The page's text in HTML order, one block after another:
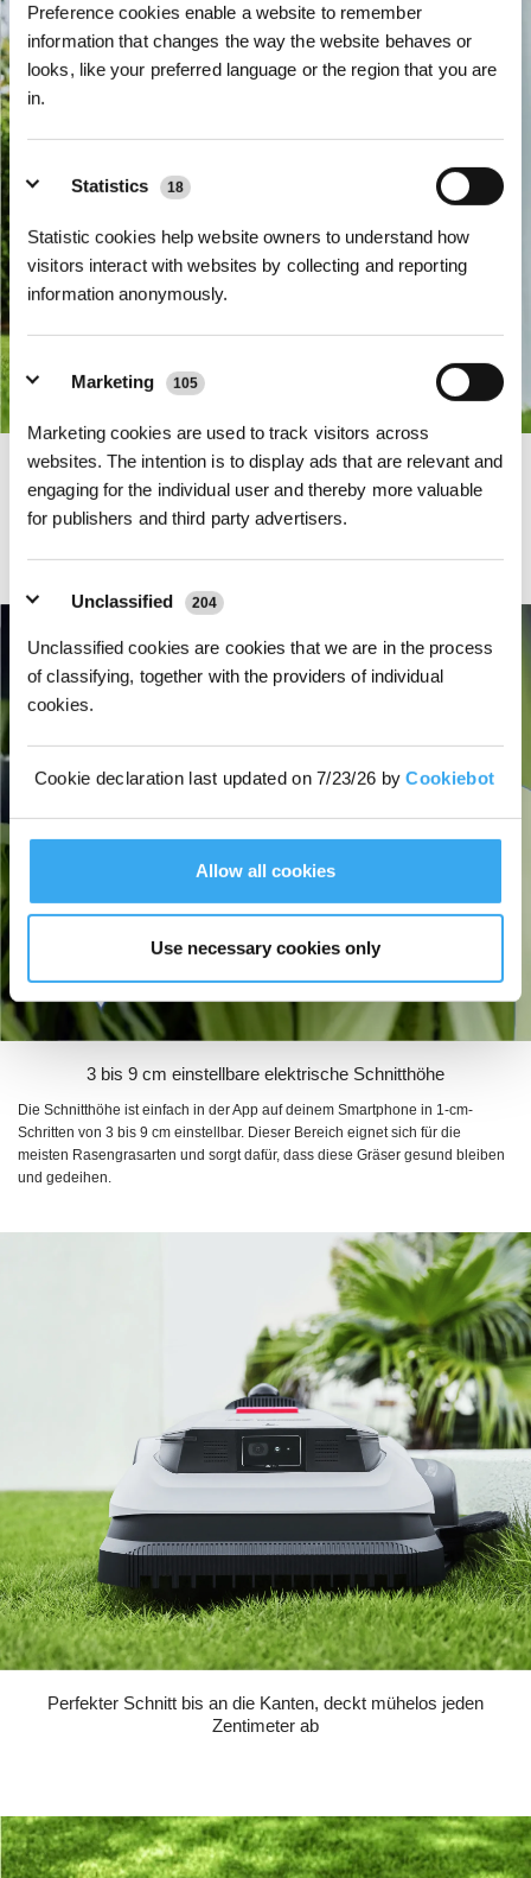
Preference cookies enable a website to remember
information that changes the way the website behaves or
looks, like your preferred language or the region that you are
in.
Statistics 18
Statistic cookies help website owners to understand how
visitors interact with websites by collecting and reporting
information anonymously.
Marketing 105
Marketing cookies are used to track visitors across
websites. The intention is to display ads that are relevant and
engaging for the individual user and thereby more valuable
for publishers and third party advertisers.
Unclassified 204
Unclassified cookies are cookies that we are in the process
of classifying, together with the providers of individual
cookies.
Cookie declaration last updated on 7/23/26 byCookiebot
Allow all cookies
Use necessary cookies only
Superschnelles Laden
Die Premium-Wahl für großflächiges Mähen, der GOAT A1600 LiDAR PRO,
ist mit einem langlebigen 3,0-Ah-Akku mit ultraschnellem Laden und
gleichmäßiges Mähergebnis.
3 bis 9 cm einstellbare elektrische Schnitthöhe
Die Schnitthöhe ist einfach in der App auf deinem Smartphone in 1-cm-
Schritten von 3 bis 9 cm einstellbar. Dieser Bereich eignet sich für die
meisten Rasengrasarten und sorgt dafür, dass diese Gräser gesund bleiben
und gedeihen.
Perfekter Schnitt bis an die Kanten, deckt mühelos jeden
Zentimeter ab